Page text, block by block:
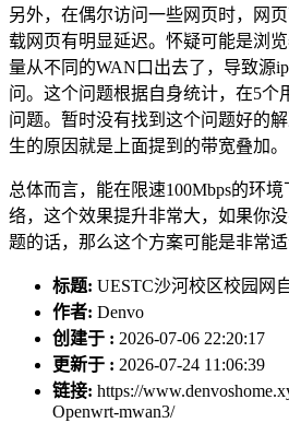
另外，在偶尔访问一些网页时，网
载网页有明显延迟。怀疑可能是浏
量从不同的WAN口出去了，导致源
问。这个问题根据自身统计，在5个
问题。暂时没有找到这个问题好的
生的原因就是上面提到的带宽叠加。
总体而言，能在限速100Mbps的环境
络，这个效果提升非常大，如果你
题的话，那么这个方案可能是非常
标题: UESTC沙河校区校园网
作者: Denvo
创建于 : 2026-07-06 22:20:17
更新于 : 2026-07-24 11:06:39
链接: https://
Openwrt-mwan3/